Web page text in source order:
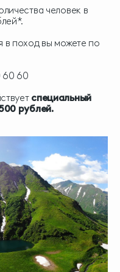
человек в
в поход вы можете по
60 60
специальный
рублей.